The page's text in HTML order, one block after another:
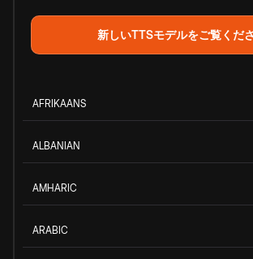
新しいTTSモデルをご覧くだ
AFRIKAANS
ALBANIAN
AMHARIC
ARABIC